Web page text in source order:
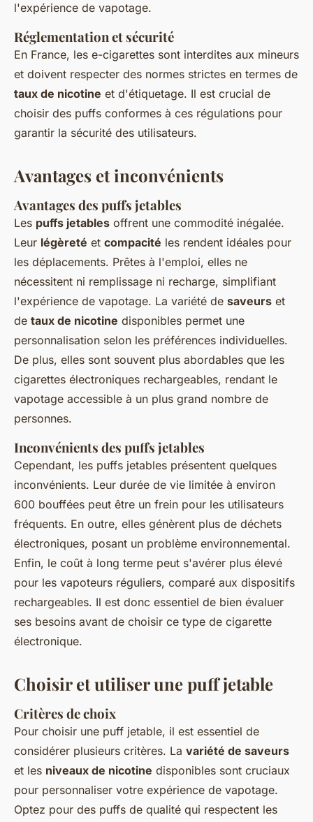
l'expérience de vapotage.
Réglementation et sécurité
En France, les e-cigarettes sont interdites aux mineurs
et doivent respecter des normes strictes en termes de
taux de nicotine et d'étiquetage. Il est crucial de
choisir des puffs conformes à ces régulations pour
garantir la sécurité des utilisateurs.
Avantages et inconvénients
Avantages des puffs jetables
Les puffs jetables offrent une commodité inégalée.
Leur légèreté et compacité les rendent idéales pour
les déplacements. Prêtes à l'emploi, elles ne
nécessitent ni remplissage ni recharge, simplifiant
l'expérience de vapotage. La variété de saveurs et
de taux de nicotine disponibles permet une
personnalisation selon les préférences individuelles.
De plus, elles sont souvent plus abordables que les
cigarettes électroniques rechargeables, rendant le
vapotage accessible à un plus grand nombre de
personnes.
Inconvénients des puffs jetables
Cependant, les puffs jetables présentent quelques
inconvénients. Leur durée de vie limitée à environ
600 bouffées peut être un frein pour les utilisateurs
fréquents. En outre, elles génèrent plus de déchets
électroniques, posant un problème environnemental.
Enfin, le coût à long terme peut s'avérer plus élevé
pour les vapoteurs réguliers, comparé aux dispositifs
rechargeables. Il est donc essentiel de bien évaluer
ses besoins avant de choisir ce type de cigarette
électronique.
Choisir et utiliser une puff jetable
Critères de choix
Pour choisir une puff jetable, il est essentiel de
considérer plusieurs critères. La variété de saveurs
et les niveaux de nicotine disponibles sont cruciaux
pour personnaliser votre expérience de vapotage.
Optez pour des puffs de qualité qui respectent les